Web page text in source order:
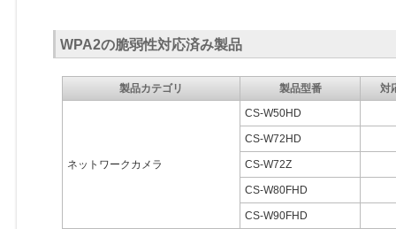
WPA2の脆弱性対応済み製品
製品カテゴリ 製品型番 対
ネットワークカメラ
CS-W50HD
CS-W72HD
CS-W72Z
CS-W80FHD
CS-W90FHD